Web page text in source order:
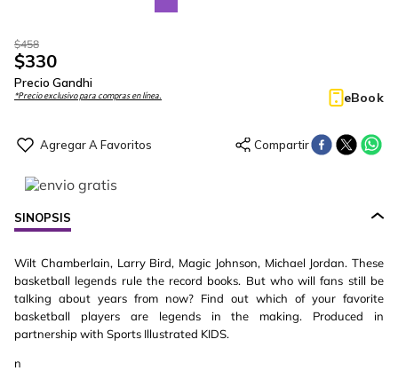
$458
$330
Precio Gandhi
*Precio exclusivo para compras en línea. eBook
SINOPSIS
Wilt Chamberlain, Larry Bird, Magic Johnson, Michael Jordan. These
basketball legends rule the record books. But who will fans still be
talking about years from now? Find out which of your favorite
basketball players are legends in the making. Produced in
partnership with Sports Illustrated KIDS.
n